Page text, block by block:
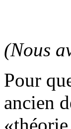
(Nous
Pour
ancien